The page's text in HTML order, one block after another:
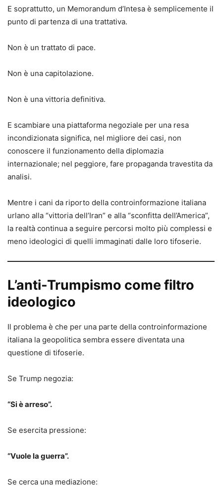
E soprattutto, un Memorandum d’Intesa è semplicemente il
punto di partenza di una trattativa.
Non è un trattato di pace.
Non è una capitolazione.
Non è una vittoria definitiva.
E scambiare una piattaforma negoziale per una resa
incondizionata significa, nel migliore dei casi, non
conoscere il funzionamento della diplomazia
internazionale; nel peggiore, fare propaganda travestita da
analisi.
Mentre i cani da riporto della controinformazione italiana
urlano alla “vittoria dell’Iran” e alla “sconfitta dell’America”,
la realtà continua a seguire percorsi molto più complessi e
meno ideologici di quelli immaginati dalle loro tifoserie.
L’anti-Trumpismo come filtro
ideologico
Il problema è che per una parte della controinformazione
italiana la geopolitica sembra essere diventata una
questione di tifoserie.
Se Trump negozia:
“Si è arreso”.
Se esercita pressione:
“Vuole la guerra”.
Se cerca una mediazione: